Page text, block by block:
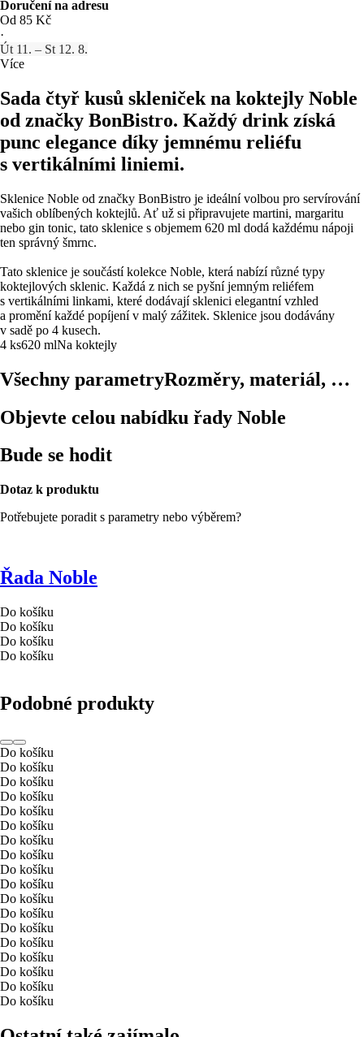
Doručení na adresu
Od 85 Kč
·
Út 11. – St 12. 8.
Více
Sada čtyř kusů skleniček na koktejly Noble
od značky BonBistro. Každý drink získá
punc elegance díky jemnému reliéfu
s vertikálními liniemi.
Sklenice Noble od značky BonBistro je ideální volbou pro servírování
vašich oblíbených koktejlů. Ať už si připravujete martini, margaritu
nebo gin tonic, tato sklenice s objemem 620 ml dodá každému nápoji
ten správný šmrnc.
Tato sklenice je součástí kolekce Noble, která nabízí různé typy
koktejlových sklenic. Každá z nich se pyšní jemným reliéfem
s vertikálními linkami, které dodávají sklenici elegantní vzhled
a promění každé popíjení v malý zážitek. Sklenice jsou dodávány
v sadě po 4 kusech.
4 ks620 mlNa koktejly
Všechny parametryRozměry, materiál, …
Objevte celou nabídku řady Noble
Bude se hodit
Dotaz k produktu
Potřebujete poradit s parametry nebo výběrem?
Řada Noble
Do košíku
Do košíku
Do košíku
Do košíku
Podobné produkty
Do košíku
Do košíku
Do košíku
Do košíku
Do košíku
Do košíku
Do košíku
Do košíku
Do košíku
Do košíku
Do košíku
Do košíku
Do košíku
Do košíku
Do košíku
Do košíku
Do košíku
Do košíku